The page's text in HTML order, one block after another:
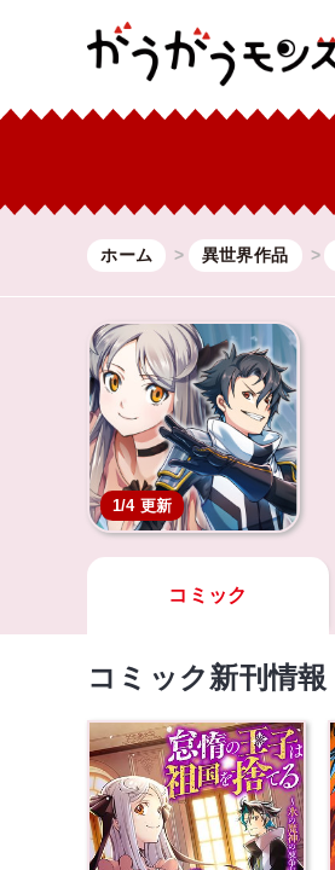
ホーム 異世界作品
1/4 更新
コミック
コミック新刊情報